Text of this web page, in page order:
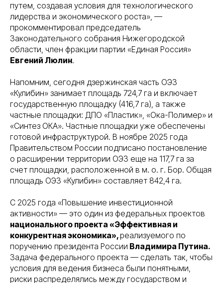
путем, создавая условия для технологического
лидерства и экономического роста», —
прокомментировал председатель
Законодательного собрания Нижегородской
области, член фракции партии «Единая Россия»
Евгений Люлин.
Напомним, сегодня дзержинская часть ОЭЗ
«Кулибин» занимает площадь 724,7 га и включает
государственную площадку (416,7 га), а также
частные площадки: ДПО «Пластик», «Ока-Полимер» и
«Синтез ОКА». Частные площадки уже обеспечены
готовой инфраструктурой. В ноябре 2025 года
Правительством России подписано постановление
о расширении территории ОЭЗ еще на 117,7 га за
счет площадки, расположенной в м. о. г. Бор. Общая
площадь ОЭЗ «Кулибин» составляет 842,4 га.
С 2025 года «Повышение инвестиционной
активности» — это один из федеральных проектов
национального проекта «Эффективная и
конкурентная экономика»,реализуемого по
поручению президента России Владимира Путина.
Задача федерального проекта — сделать так, чтобы
условия для ведения бизнеса были понятными,
риски распределялись между государством и